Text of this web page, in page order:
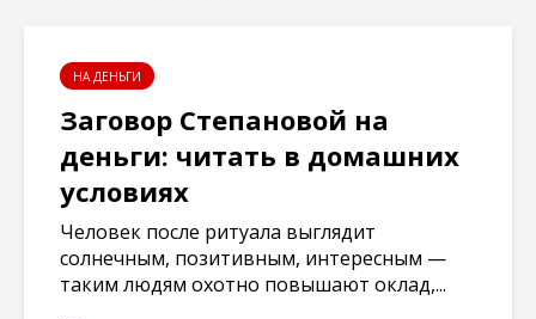
НА ДЕНЬГИ
Заговор Степановой на
деньги: читать в домашних
условиях
Человек после ритуала выглядит
солнечным, позитивным, интересным —
таким людям охотно повышают оклад,...